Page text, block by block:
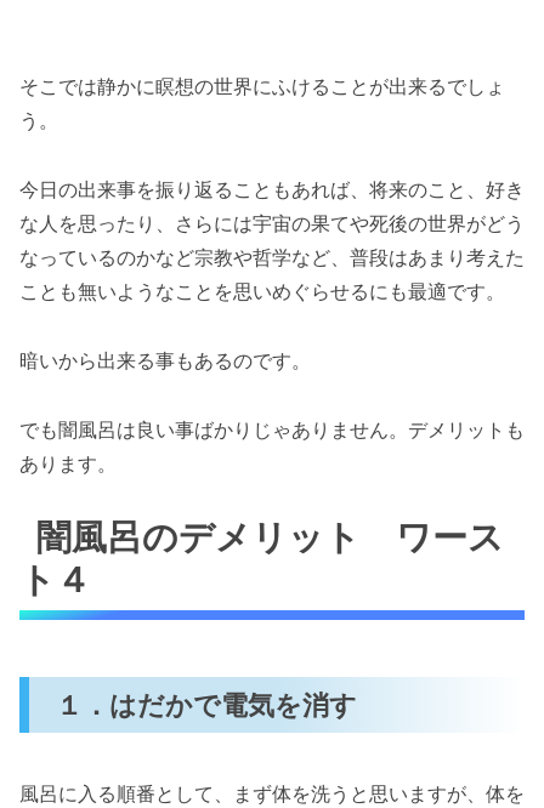
そこでは静かに瞑想の世界にふけることが出来るでしょ
う。
今日の出来事を振り返ることもあれば、将来のこと、好き
な人を思ったり、さらには宇宙の果てや死後の世界がどう
なっているのかなど宗教や哲学など、普段はあまり考えた
ことも無いようなことを思いめぐらせるにも最適です。
暗いから出来る事もあるのです。
でも闇風呂は良い事ばかりじゃありません。デメリットも
あります。
闇風呂のデメリット ワース
ト４
１．はだかで電気を消す
風呂に入る順番として、まず体を洗うと思いますが、体を